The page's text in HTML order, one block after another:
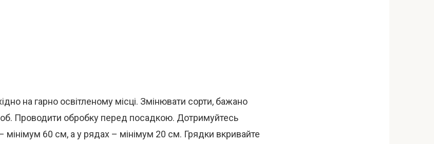
на гарно освітленому місці. Змінювати сорти, бажано
Проводити обробку перед посадкою. Дотримуйтесь
мінімум 60 см, а у рядах – мінімум 20 см. Грядки вкривайте